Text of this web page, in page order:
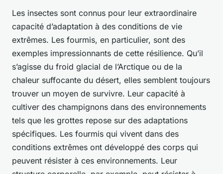
Les insectes sont connus pour leur extraordinaire
capacité d’adaptation à des conditions de vie
extrêmes. Les fourmis, en particulier, sont des
exemples impressionnants de cette résilience. Qu’il
s’agisse du froid glacial de l’Arctique ou de la
chaleur suffocante du désert, elles semblent toujours
trouver un moyen de survivre. Leur capacité à
cultiver des champignons dans des environnements
tels que les grottes repose sur des adaptations
spécifiques. Les fourmis qui vivent dans des
conditions extrêmes ont développé des corps qui
peuvent résister à ces environnements. Leur